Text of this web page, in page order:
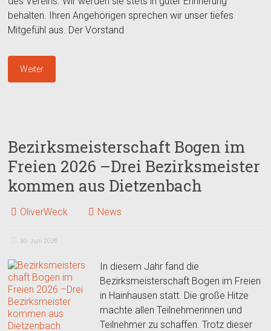
behalten. Ihren Angehörigen sprechen wir unser tiefes
Mitgefühl aus. Der Vorstand
Weiter
Bezirksmeisterschaft Bogen im
Freien 2026 –Drei Bezirksmeister
kommen aus Dietzenbach
OliverWeck News
30. Juni 2026
In diesem Jahr fand die
Bezirksmeisterschaft Bogen im Freien
in Hainhausen statt. Die große Hitze
machte allen Teilnehmerinnen und
Teilnehmer zu schaffen. Trotz dieser